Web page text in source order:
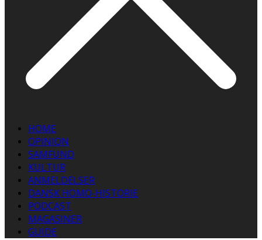
HOME
OPINION
SAMFUND
KULTUR
ANMELDELSER
DANSK HOMO-HISTORIE
PODCAST
MAGASINER
GUIDE